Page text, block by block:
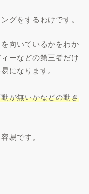
グをするわけです。
向いているかをわか
ーなどの第三者だけ
になります。
が無いかなどの動き
易です。